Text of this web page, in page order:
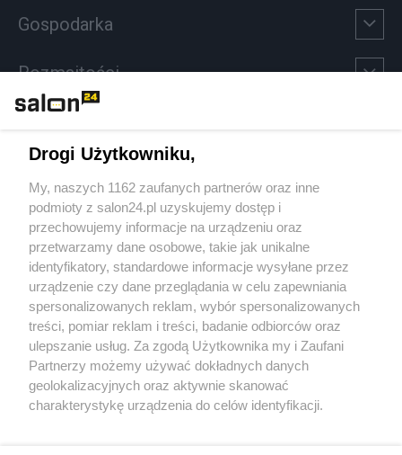
Gospodarka
Rozmaitości
Sport
Społeczeństwo
Kultura
X Facebook Instagram Youtube
Drogi Użytkowniku,
My, naszych 1162 zaufanych partnerów oraz inne
podmioty z salon24.pl uzyskujemy dostęp i
przechowujemy informacje na urządzeniu oraz
przetwarzamy dane osobowe, takie jak unikalne
identyfikatory, standardowe informacje wysyłane przez
urządzenie czy dane przeglądania w celu zapewniania
spersonalizowanych reklam, wybór spersonalizowanych
treści, pomiar reklam i treści, badanie odbiorców oraz
ulepszanie usług. Za zgodą Użytkownika my i Zaufani
Partnerzy możemy używać dokładnych danych
geolokalizacyjnych oraz aktywnie skanować
charakterystykę urządzenia do celów identyfikacji.